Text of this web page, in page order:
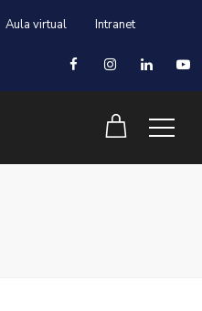
Aula virtual Intranet